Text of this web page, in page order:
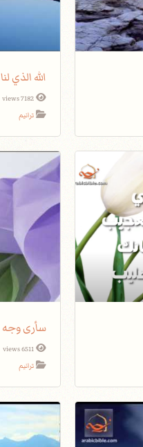
الله الذي لنا
ترانيم
سأرى
ترانيم